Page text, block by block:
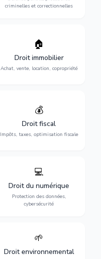
criminelles et correctionnelles
ou criminelle.
🏠
Droit immobilier
Achat, vente, location, copropriété
Sécurisation de vos projets
immobiliers : achat, vente,
location, construction et
gestion de copropriété.
💰
Droit fiscal
Impôts, taxes, optimisation fiscale
Optimisation de votre
situation fiscale :
déclarations, contentieux,
contrôles fiscaux et
planification.
💻
Droit du numérique
Protection des données,
cybersécurité
Protection de vos activités
numériques : RGPD,
cybersécurité, e-commerce
et propriété digitale.
🌱
Droit environnemental
Protection de
conformité